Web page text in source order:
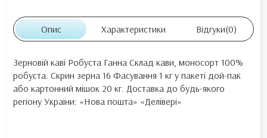
Опис Характеристики Відгуки(0)
Зерновій каві Робуста Ганна Склад кави, моносорт 100%
робуста. Скрин зерна 16 Фасування 1 кг у пакеті дой-пак
або картонний мішок 20 кг. Доставка до будь-якого
регіону України: «Нова пошта» «Делівері»